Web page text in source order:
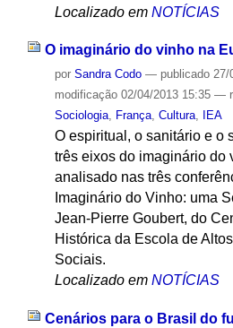
Localizado em NOTÍCIAS
O imaginário do vinho na
por Sandra Codo — publicado27/
modificação02/04/2013 15:35 —
Sociologia, França, Cultura, IEA
O espiritual, o sanitário e o
três eixos do imaginário do
analisado nas três
Imaginário do Vinho: uma
Jean-Pierre Goubert, do
Histórica da Escola de
Sociais.
Localizado em NOTÍCIAS
Cenários para o Brasil do